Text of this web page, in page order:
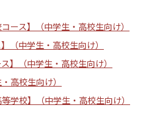
ース】（中学生・高校生向け）
（中学生・高校生向け）
】（中学生・高校生向け）
高校生向け）
学校】（中学生・高校生向け）